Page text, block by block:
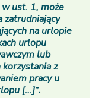
ust. 1, może
zatrudniający
na urlopie
urlopu
lub
z
pracy u
[...]”.